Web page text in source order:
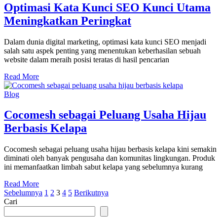
Optimasi Kata Kunci SEO Kunci Utama
Meningkatkan Peringkat
Dalam dunia digital marketing, optimasi kata kunci SEO menjadi
salah satu aspek penting yang menentukan keberhasilan sebuah
website dalam meraih posisi teratas di hasil pencarian
Read More
Blog
Cocomesh sebagai Peluang Usaha Hijau
Berbasis Kelapa
Cocomesh sebagai peluang usaha hijau berbasis kelapa kini semakin
diminati oleh banyak pengusaha dan komunitas lingkungan. Produk
ini memanfaatkan limbah sabut kelapa yang sebelumnya kurang
Read More
Paginasi
pos
Sebelumnya 1 2 3 4 5 Berikutnya
Cari